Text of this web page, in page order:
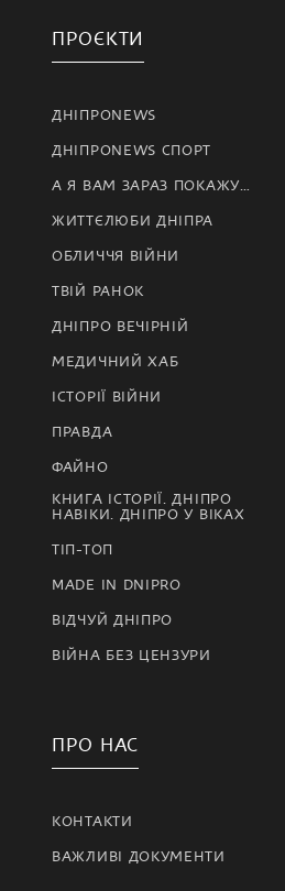
ПРОЄКТИ
ДНІПРОNEWS
ДНІПРОNEWS СПОРТ
А Я ВАМ ЗАРАЗ ПОКАЖУ…
ЖИТТЄЛЮБИ ДНІПРА
ОБЛИЧЧЯ ВІЙНИ
ТВІЙ РАНОК
ДНІПРО ВЕЧІРНІЙ
МЕДИЧНИЙ ХАБ
ІСТОРІЇ ВІЙНИ
ПРАВДА
ФАЙНО
КНИГА ІСТОРІЇ. ДНІПРО
НАВІКИ. ДНІПРО У ВІКАХ
ТІП-ТОП
MADE IN DNIPRO
ВІДЧУЙ ДНІПРО
ВІЙНА БЕЗ ЦЕНЗУРИ
ПРО НАС
КОНТАКТИ
ВАЖЛИВІ ДОКУМЕНТИ